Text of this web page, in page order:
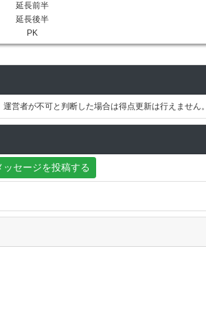
延長前半
延長後半
PK
営者が不可と判断した場合は得点更新は行えません。
ッセージを投稿する